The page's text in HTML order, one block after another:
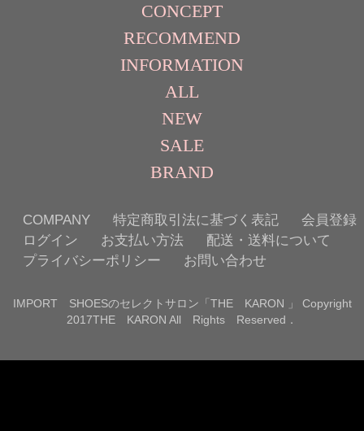
CONCEPT
RECOMMEND
INFORMATION
ALL
NEW
SALE
BRAND
COMPANY 特定商取引法に基づく表記
会員登録
ログイン
お支払い方法
配送・送料について
プライバシーポリシー
お問い合わせ
IMPORT SHOESのセレクトサロン「THE KARON 」 Copyright
2017THE KARON All Rights Reserved．